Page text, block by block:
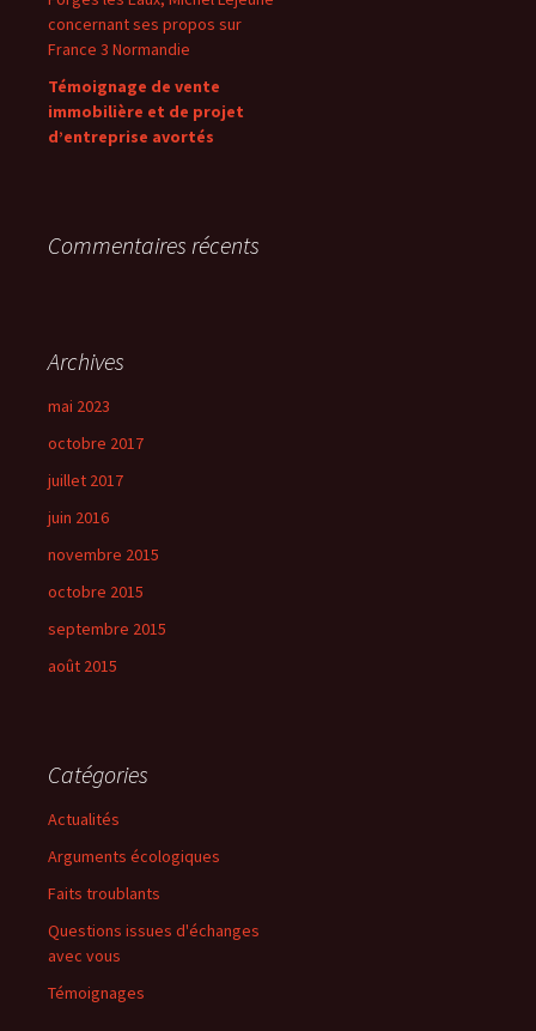
concernant ses propos sur
France 3 Normandie
Témoignage de vente
immobilière et de projet
d’entreprise avortés
Commentaires récents
Archives
mai 2023
octobre 2017
juillet 2017
juin 2016
novembre 2015
octobre 2015
septembre 2015
août 2015
Catégories
Actualités
Arguments écologiques
Faits troublants
Questions issues d'échanges
avec vous
Témoignages